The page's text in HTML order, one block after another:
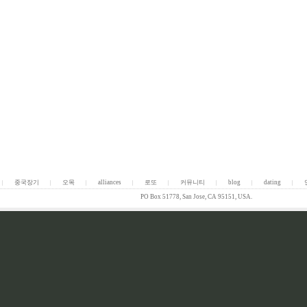
중국장기 오목 alliances 로또 커뮤니티 blog dating
PO Box 51778, San Jose, CA 95151, USA.